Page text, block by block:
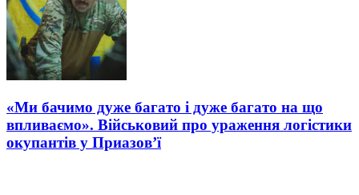
«Ми бачимо дуже багато і дуже багато на що
впливаємо». Військовий про ураження логістики
окупантів у Приазов’ї